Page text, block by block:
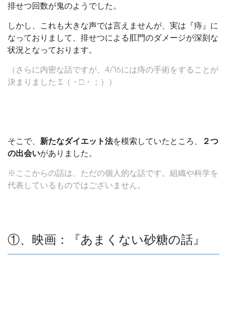
排せつ回数が鬼のようでした。
しかし、これも大きな声では言えませんが、実は『痔』に
なっておりまして、排せつによる肛門のダメージが深刻な
状況となっております。
（さらに内密な話ですが、4/16には痔の手術をすることが
決まりました Σ（・□・；））
そこで、 新たなダイエット法を模索していたところ、
２つ
の出会いがありました。
※ここからの話は、ただの個人的な話です。組織や科学を
代表しているものではございません。
①、映画：『あまくない砂糖の話』